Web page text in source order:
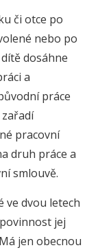
či otce po
nebo po
dosáhne
a
práce
pracovní
druh práce a
smlouvě.
ve dvou letech
jej
jen obecnou